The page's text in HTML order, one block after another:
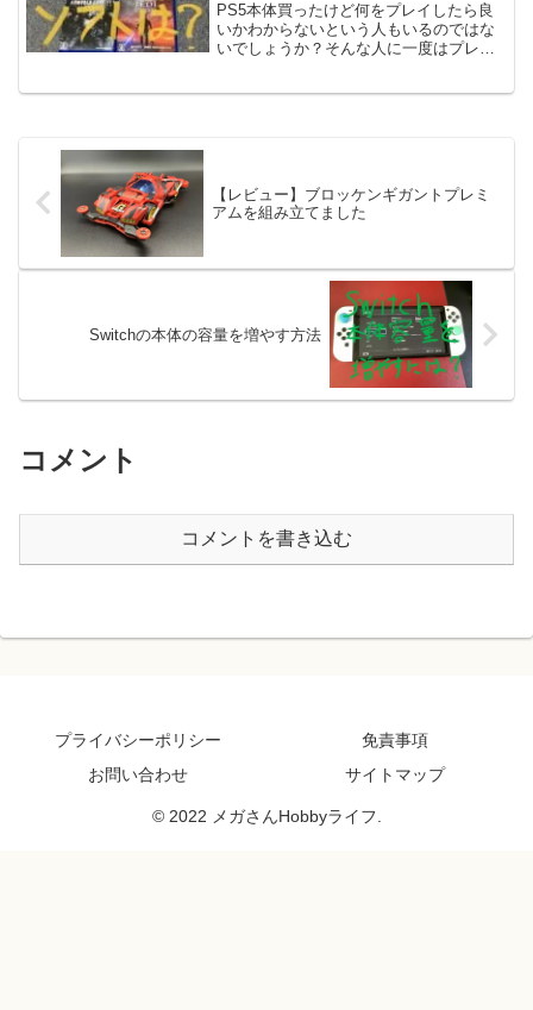
PS5本体買ったけど何をプレイしたら良
いかわからないという人もいるのではな
いでしょうか？そんな人に一度はプレイ
【レビュー】ブロッケンギガントプレミ
アムを組み立てました
Switchの本体の容量を増やす方法
コメント
コメントを書き込む
プライバシーポリシー
免責事項
お問い合わせ
サイトマップ
© 2022 メガさんHobbyライフ.